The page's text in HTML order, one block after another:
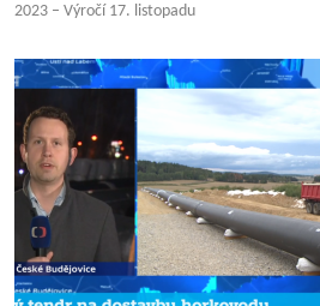
2023 – Výročí 17. listopadu